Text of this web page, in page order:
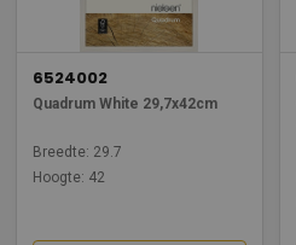
6524002
Quadrum White 29,7x42cm
Breedte: 29.7
Hoogte: 42